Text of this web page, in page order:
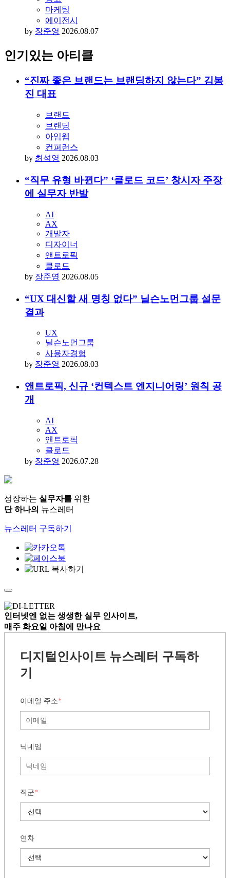
마케팅
에이전시
by 장준영 2026.08.07
인기있는 아티클
“진짜 좋은 브랜드는 브랜딩하지 않는다” 김봉
진 대표
브랜드
브랜딩
아임웹
컨퍼런스
by 최석영 2026.08.03
“직무 유형 바뀐다” ‘클로드 코드’ 창시자 주장
에 실무자 반발
AI
AX
개발자
디자이너
앤트로픽
클로드
by 장준영 2026.08.05
“UX 대신할 새 명칭 없다” 닐슨노먼그룹 설문
결과
UX
닐슨노먼그룹
사용자경험
by 장준영 2026.08.03
앤트로픽, 신규 ‘컨텍스트 엔지니어링’ 원칙 공
개
AI
AX
앤트로픽
클로드
by 장준영 2026.07.28
성장하는 실무자를 위한
단 하나의 뉴스레터
뉴스레터 구독하기
인터넷엔 없는 생생한 실무 인사이트,
매주 화요일 아침에 만나요
디지털인사이트 뉴스레터 구독하
기
이메일 주소*
닉네임
직군*
연차